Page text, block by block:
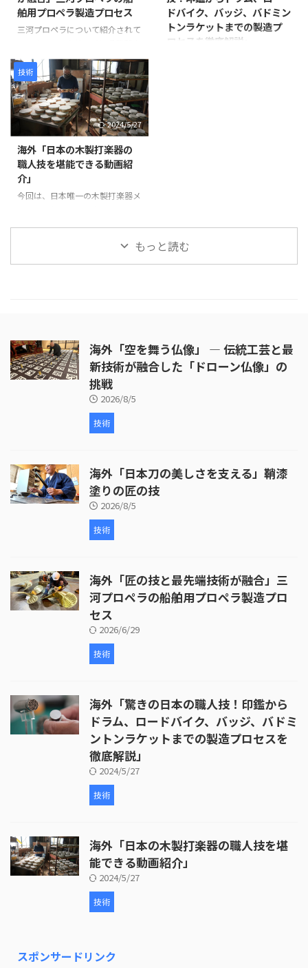
た仏像彫刻の技術と、3Dスキャ
ン・3Dプリントなどの現代技術
の工程 まず、仏師による木彫り
の原型制作から始まります。 仏
師は木材から仏像を一体ずつ丁寧
...
目を補強します。継ぎ目に和紙を
米糊で貼り付けることで、割れや
剥離を防ぎ、長期間使用できる強
舶用プロペラ製造プロセス
三河プロペラについて紹介されて
に拠点を置き、1929年に設立さ
れて以来、90年以上にわたり船
舶用プロペラを製造しています。
製造プロセスは以下のように進み
ます。最初に砂型に砂を詰め、余
分なガスを抜いて準備します。そ
の後、砂型を反転させて次の工程
に備えます。 次に、インゴット
と呼ばれる金属塊を溶解炉に入れ
て溶かします。溶解中には不純物
を除去し、温度を適切に管理しま
型から鋳造物を取り出しま ...
ドバイク、バッジ、バドミン
トンラケットまでの製造プ
ロセスを徹底解説」
の手仕事や精密な機械加工が、製
品の品質と美しさを生み出す過程
技術
2024/5/27
海外「日本の木製打楽器の
職人技を堪能できる動画紹
介」
今回は、日本唯一の木製打楽器メ
タンバリンや他の打楽器の製造プ
ロセスを見ることができます。
が行われています。 次に、皮革の
取り付けが行われます。ここで
は、牛革が使われ、職人が丁寧に
枠を伸ばしていく様子が映し出さ
れます。皮革の取り付けには熟練
もっと読む
海外「空を舞う仏像」 ― 伝統工芸と最
新技術が融合した「ドローン仏像」の
挑戦
2026/8/5
技術
海外「日本刀の美しさを支える」鞘漆
塗りの匠の技
2026/8/5
技術
海外「匠の技と最先端技術が融合」三
河プロペラの船舶用プロペラ製造プロ
セス
2026/6/29
技術
海外「驚きの日本の職人技！印鑑から
ドラム、ロードバイク、バッジ、バドミ
ントンラケットまでの製造プロセスを
徹底解説」
2024/5/27
技術
海外「日本の木製打楽器の職人技を堪
能できる動画紹介」
2024/5/27
技術
スポンサードリンク